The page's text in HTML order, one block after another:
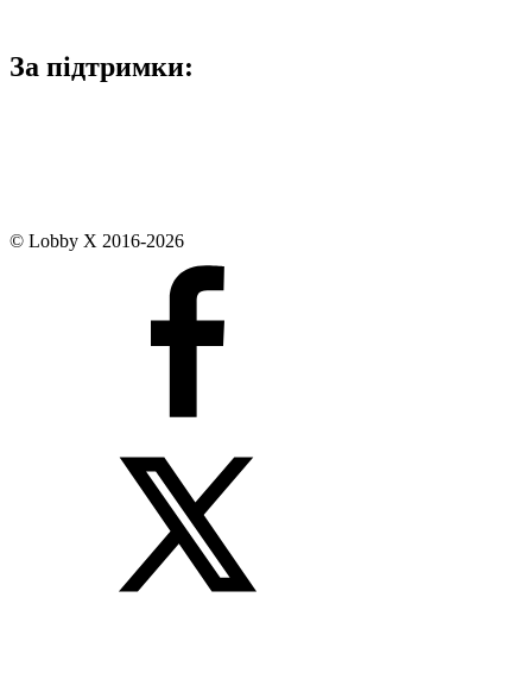
За підтримки:
© Lobby X 2016-2026